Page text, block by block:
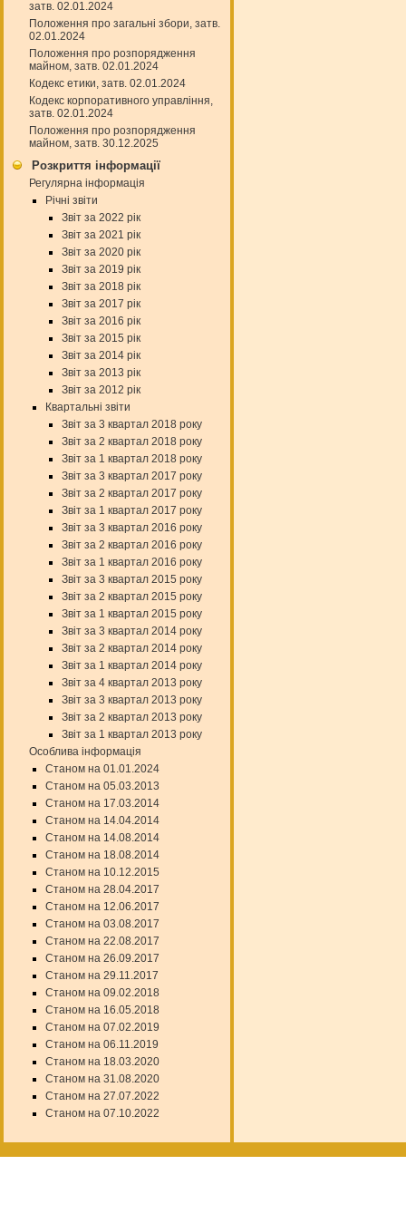
затв. 02.01.2024
Положення про загальні збори, затв.
02.01.2024
Положення про розпорядження
майном, затв. 02.01.2024
Кодекс етики, затв. 02.01.2024
Кодекс корпоративного управління,
затв. 02.01.2024
Положення про розпорядження
майном, затв. 30.12.2025
Розкриття інформації
Регулярна інформація
Річні звіти
Звіт за 2022 рік
Звіт за 2021 рік
Звіт за 2020 рік
Звіт за 2019 рік
Звіт за 2018 рік
Звіт за 2017 рік
Звіт за 2016 рік
Звіт за 2015 рік
Звіт за 2014 рік
Звіт за 2013 рік
Звіт за 2012 рік
Квартальні звіти
Звіт за 3 квартал 2018 року
Звіт за 2 квартал 2018 року
Звіт за 1 квартал 2018 року
Звіт за 3 квартал 2017 року
Звіт за 2 квартал 2017 року
Звіт за 1 квартал 2017 року
Звіт за 3 квартал 2016 року
Звіт за 2 квартал 2016 року
Звіт за 1 квартал 2016 року
Звіт за 3 квартал 2015 року
Звіт за 2 квартал 2015 року
Звіт за 1 квартал 2015 року
Звіт за 3 квартал 2014 року
Звіт за 2 квартал 2014 року
Звіт за 1 квартал 2014 року
Звіт за 4 квартал 2013 року
Звіт за 3 квартал 2013 року
Звіт за 2 квартал 2013 року
Звіт за 1 квартал 2013 року
Особлива інформація
Станом на 01.01.2024
Станом на 05.03.2013
Станом на 17.03.2014
Станом на 14.04.2014
Станом на 14.08.2014
Станом на 18.08.2014
Станом на 10.12.2015
Станом на 28.04.2017
Станом на 12.06.2017
Станом на 03.08.2017
Станом на 22.08.2017
Станом на 26.09.2017
Станом на 29.11.2017
Станом на 09.02.2018
Станом на 16.05.2018
Станом на 07.02.2019
Станом на 06.11.2019
Станом на 18.03.2020
Станом на 31.08.2020
Станом на 27.07.2022
Станом на 07.10.2022